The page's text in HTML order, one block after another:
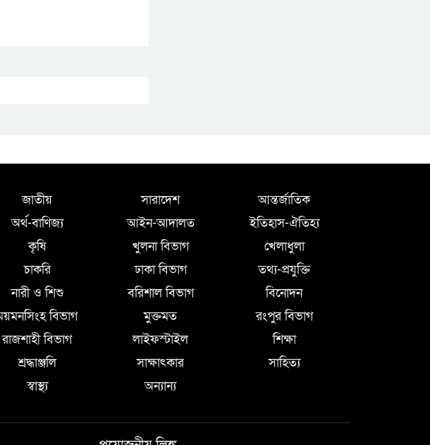
ঈদ পুনর্মিলনী
জাতীয় সারাদেশ
আন্তর্জাতিক
অর্থ-বাণিজ্য আইন-আদালত
ইতিহাস-ঐতিহ্য
কৃষি খুলনা বিভাগ
খেলাধুলা
চাকরি ঢাকা বিভাগ
তথ্য-প্রযুক্তি
নারী ও শিশু বরিশাল বিভাগ
বিনোদন
বিভাগ মুক্তমত
রংপুর বিভাগ
রাজশাহী বিভাগ লাইফস্টাইল
শিক্ষা
শ্রদ্ধাঞ্জলি সাক্ষাৎকার
সাহিত্য
স্বাস্থ্য অন্যান্য